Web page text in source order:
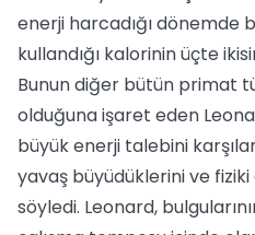
enerji harcadığı dönemde
kullandığı kalorinin üçte
Bunun diğer bütün primat
olduğuna işaret eden
büyük enerji talebini
yavaş büyüdüklerini ve
söyledi. Leonard,